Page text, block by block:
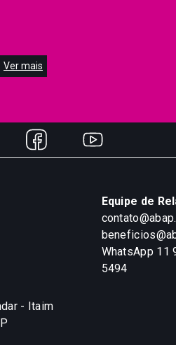
Ver mais
- Itaim
Equipe de
WhatsApp 11
5494